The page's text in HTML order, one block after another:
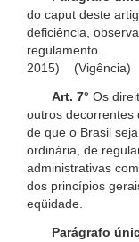
do caput deste
deficiência,
regulamento.
2015) (Vigência)
Art. 7° Os
outros decorrentes
de que o Brasil
ordinária, de
administrativas
dos princípios
eqüidade.
Parágrafo